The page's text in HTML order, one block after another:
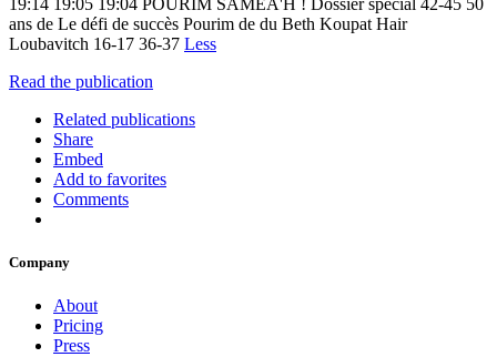
19:14 19:05 19:04 POURIM SAMEA'H ! Dossier spécial 42-45 50
ans de Le défi de succès Pourim de du Beth Koupat Hair
Loubavitch 16-17 36-37 Less
Read the publication
Related publications
Share
Embed
Add to favorites
Comments
Company
About
Pricing
Press